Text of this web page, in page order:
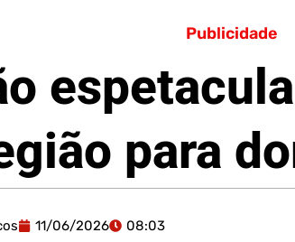
Publicidade
para
11/06/2026 08:03